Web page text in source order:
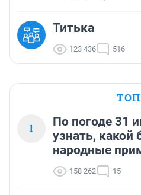
Титька
123 436 516
ТОП
1
По погоде 31
узнать, какой
народные
158 262 15